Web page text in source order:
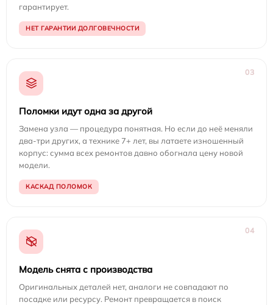
гарантирует.
НЕТ ГАРАНТИИ ДОЛГОВЕЧНОСТИ
03
Поломки идут одна за другой
Замена узла — процедура понятная. Но если до неё меняли
два-три других, а технике 7+ лет, вы латаете изношенный
корпус: сумма всех ремонтов давно обогнала цену новой
модели.
КАСКАД ПОЛОМОК
04
Модель снята с производства
Оригинальных деталей нет, аналоги не совпадают по
посадке или ресурсу. Ремонт превращается в поиск